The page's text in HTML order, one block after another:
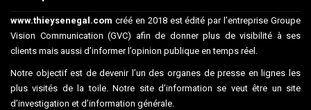
www.thieysenegal.com créé en 2018 est édité par l’entreprise Groupe
Vision Communication (GVC) afin de donner plus de visibilité à ses
clients mais aussi d’informer l’opinion publique en temps réel.
Notre objectif est de devenir l’un des organes de presse en lignes les
plus visités de la toile. Notre site d’information se veut être un site
d’investigation et d’information générale.